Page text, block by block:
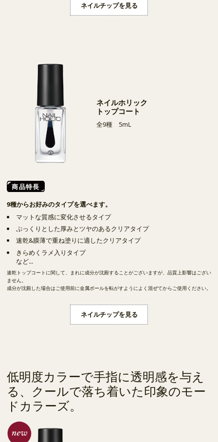
ネイルチップを見る
ネイルホリック
トップコート
全9種 5mL
商品特長
9種からお好みのタイプを選べます。
マットな質感に変化させるタイプ
ぷっくりとした厚みとツヤのあるクリアタイプ
速乾&膜薄で重ね塗りに適したクリアタイプ
きらめくラメ入りタイプ
など...
速乾トップコートに関して、まれに成分が沈殿することがございますが、品質上影響はござい
ません。
成分が沈殿した場合はご使用前に金属ボールを転がすようによく混ぜてからご使用ください。
ネイルチップを見る
低明度カラーで手指に透明感を与え
る、クールで落ち着いた印象のモー
ドカラーズ。